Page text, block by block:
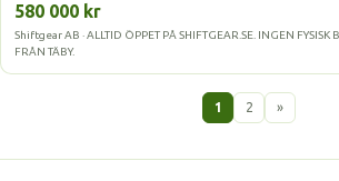
580 000 kr
Shiftgear AB · ALLTID ÖPPET PÅ SHIFTGEAR.SE. INGEN FYSISK
FRÅN TÄBY.
1 2 »